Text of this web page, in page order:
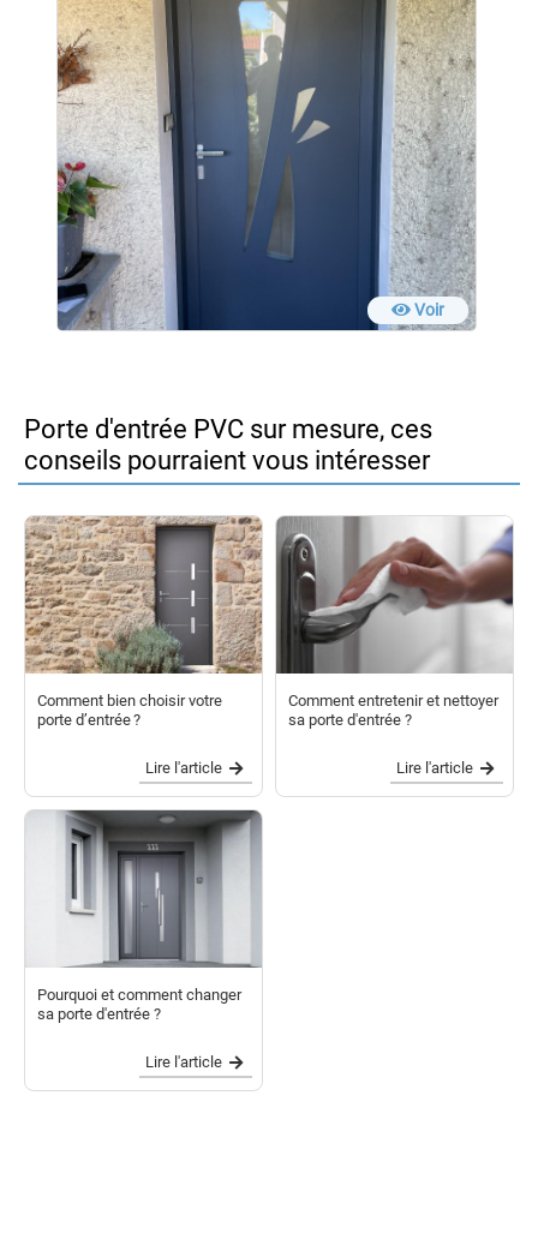
Voir
Porte d'entrée PVC sur mesure, ces
conseils pourraient vous intéresser
Comment bien choisir votre
porte d’entrée ?
Lire l'article
Comment entretenir et nettoyer
sa porte d'entrée ?
Lire l'article
Pourquoi et comment changer
sa porte d'entrée ?
Lire l'article